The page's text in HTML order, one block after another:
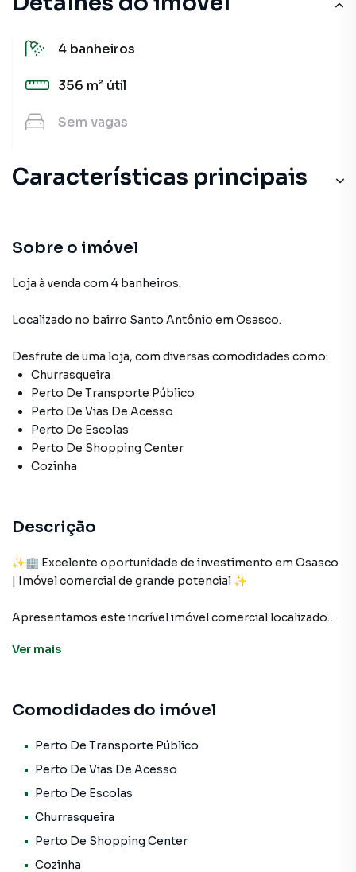
4 banheiros
356 m² útil
Sem vagas
Características principais
Sobre o imóvel
Loja à venda com 4 banheiros.
Localizado no bairro Santo Antônio em Osasco.
Desfrute de uma loja, com diversas comodidades como:
Churrasqueira
Perto De Transporte Público
Perto De Vias De Acesso
Perto De Escolas
Perto De Shopping Center
Cozinha
Descrição
✨🏢 Excelente oportunidade de investimento em Osasco
| Imóvel comercial de grande potencial ✨
Apresentamos este incrível imóvel comercial localizado
busca espaço, visibilidade e uma excelente oportunidade
Com impressionantes 1.055m² de área total e 356m² de
ideal para diversos segmentos comerciais 🏬✨
✔️ Fácil acesso às principais vias da região 🚗
✔️ Próximo a escolas, shopping center e transporte
público 🚌🛍️
Ver mais
Comodidades do imóvel
Perto De Transporte Público
Perto De Vias De Acesso
Perto De Escolas
Churrasqueira
Perto De Shopping Center
Cozinha